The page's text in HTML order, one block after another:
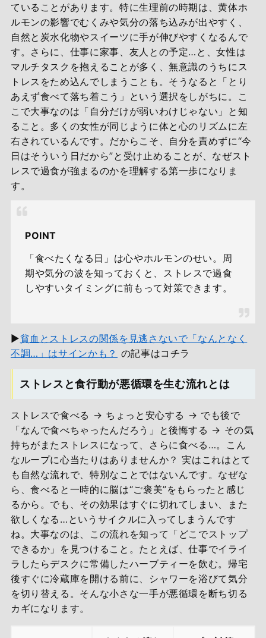
ていることがあります。特に生理前の時期は、黄体ホ
ルモンの影響でむくみや気分の落ち込みが出やすく、
自然と炭水化物やスイーツに手が伸びやすくなるんで
す。さらに、仕事に家事、友人との予定…と、女性は
マルチタスクを抱えることが多く、無意識のうちにス
トレスをため込んでしまうことも。そうなると「とり
あえず食べて落ち着こう」という選択をしがちに。こ
こで大事なのは「自分だけが弱いわけじゃない」と知
ること。多くの女性が同じように体と心のリズムに左
右されているんです。だからこそ、自分を責めずに“今
日はそういう日だから”と受け止めることが、なぜスト
レスで過食が強まるのかを理解する第一歩になりま
す。
POINT
「食べたくなる日」は心やホルモンのせい。周
期や気分の波を知っておくと、ストレスで過食
しやすいタイミングに前もって対策できます。
▶貧血とストレスの関係を見逃さないで「なんとなく
不調…」はサインかも？ の記事はコチラ
ストレスと食行動が悪循環を生む流れとは
ストレスで食べる → ちょっと安心する → でも後で
「なんで食べちゃったんだろう」と後悔する → その気
持ちがまたストレスになって、さらに食べる…。こん
なループに心当たりはありませんか？ 実はこれはとて
も自然な流れで、特別なことではないんです。なぜな
ら、食べると一時的に脳は“ご褒美”をもらったと感じ
るから。でも、その効果はすぐに切れてしまい、また
欲しくなる…というサイクルに入ってしまうんです
ね。大事なのは、この流れを知って「どこでストップ
できるか」を見つけること。たとえば、仕事でイライ
ラしたらデスクに常備したハーブティーを飲む。帰宅
後すぐに冷蔵庫を開ける前に、シャワーを浴びて気分
を切り替える。そんな小さな一手が悪循環を断ち切る
カギになります。